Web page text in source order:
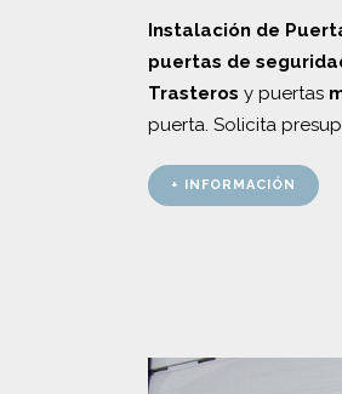
Instalación de
puertas de
Trasteros y puertas
puerta. Solicita
+ INFORMACIÓN